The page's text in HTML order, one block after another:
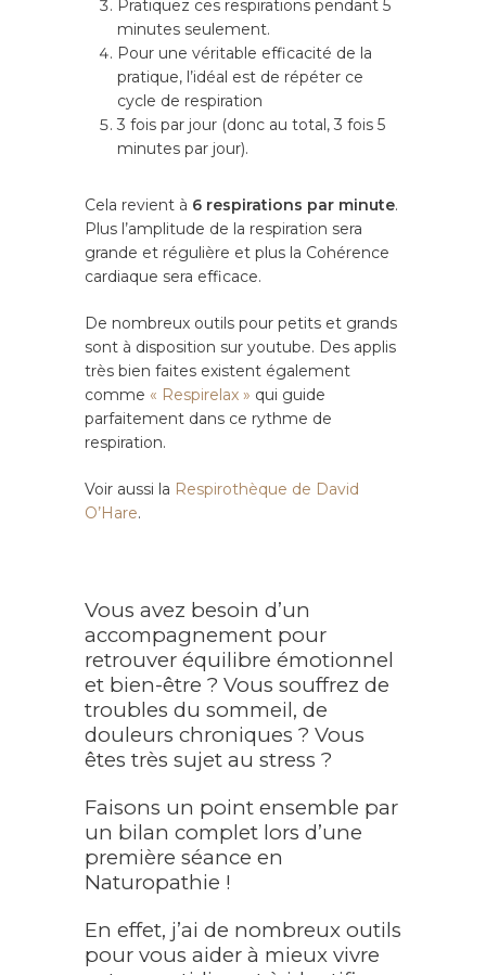
Pratiquez ces respirations pendant 5
minutes seulement.
Pour une véritable efficacité de la
pratique, l’idéal est de répéter ce
cycle de respiration
3 fois par jour (donc au total, 3 fois 5
minutes par jour).
Cela revient à 6 respirations par minute.
Plus l’amplitude de la respiration sera
grande et régulière et plus la Cohérence
cardiaque sera efficace.
De nombreux outils pour petits et grands
sont à disposition sur youtube. Des applis
très bien faites existent également
comme « Respirelax » qui guide
parfaitement dans ce rythme de
respiration.
Voir aussi la Respirothèque de David
O’Hare.
Vous avez besoin d’un
accompagnement pour
retrouver équilibre émotionnel
et bien-être ? Vous souffrez de
troubles du sommeil, de
douleurs chroniques ? Vous
êtes très sujet au stress ?
Faisons un point ensemble par
un bilan complet lors d’une
première séance en
Naturopathie !
En effet, j’ai de nombreux outils
pour vous aider à mieux vivre